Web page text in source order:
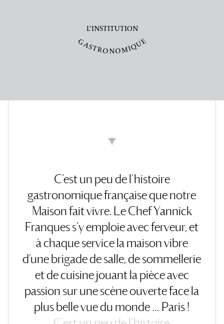
L’INSTITUTION
GASTRONOMIQUE
C’estun peudel’histoire
gastronomiquefrançaisequenotre
Maisonfaitvivre. LeChefYannick
Franquess’yemploieavecferveur,et
àchaqueservicelamaisonvibre
d'unebrigadedesalle,desommellerie
etdecuisinejouantlapièceavec
passion surunescèneouvertefacela
plusbellevuedu monde … Paris!